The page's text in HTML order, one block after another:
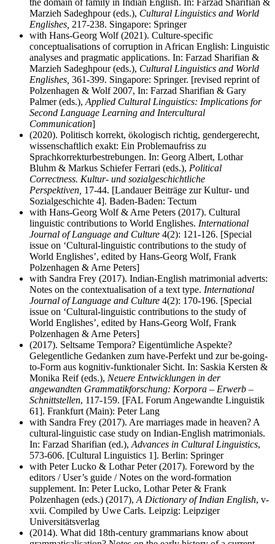
Marzieh Sadeghpour (eds.), Cultural Linguistics and World
Englishes, 217-238. Singapore: Springer
with Hans-Georg Wolf (2021). Culture-specific
conceptualisations of corruption in African English: Linguistic
analyses and pragmatic applications. In: Farzad Sharifian &
Marzieh Sadeghpour (eds.), Cultural Linguistics and World
Englishes, 361-399. Singapore: Springer. [revised reprint of
Polzenhagen & Wolf 2007, In: Farzad Sharifian & Gary
Palmer (eds.), Applied Cultural Linguistics: Implications for
Second Language Learning and Intercultural
Communication]
(2020). Politisch korrekt, ökologisch richtig, gendergerecht,
wissenschaftlich exakt: Ein Problemaufriss zu
Sprachkorrekturbestrebungen. In: Georg Albert, Lothar
Bluhm & Markus Schiefer Ferrari (eds.), Political
Correctness. Kultur- und sozialgeschichtliche
Perspektiven, 17-44. [Landauer Beiträge zur Kultur- und
Sozialgeschichte 4]. Baden-Baden: Tectum
with Hans-Georg Wolf & Arne Peters (2017). Cultural
linguistic contributions to World Englishes. International
Journal of Language and Culture 4(2): 121-126. [Special
issue on ‘Cultural-linguistic contributions to the study of
World Englishes’, edited by Hans-Georg Wolf, Frank
Polzenhagen & Arne Peters]
with Sandra Frey (2017). Indian-English matrimonial adverts:
Notes on the contextualisation of a text type. International
Journal of Language and Culture 4(2): 170-196. [Special
issue on ‘Cultural-linguistic contributions to the study of
World Englishes’, edited by Hans-Georg Wolf, Frank
Polzenhagen & Arne Peters]
(2017). Seltsame Tempora? Eigentümliche Aspekte?
Gelegentliche Gedanken zum have-Perfekt und zur be-going-
to-Form aus kognitiv-funktionaler Sicht. In: Saskia Kersten &
Monika Reif (eds.), Neuere Entwicklungen in der
angewandten Grammatikforschung: Korpora – Erwerb –
Schnittstellen, 117-159. [FAL Forum Angewandte Linguistik
61]. Frankfurt (Main): Peter Lang
with Sandra Frey (2017). Are marriages made in heaven? A
cultural-linguistic case study on Indian-English matrimonials.
In: Farzad Sharifian (ed.), Advances in Cultural Linguistics,
573-606. [Cultural Linguistics 1]. Berlin: Springer
with Peter Lucko & Lothar Peter (2017). Foreword by the
editors / User’s guide / Notes on the word-formation
supplement. In: Peter Lucko, Lothar Peter & Frank
Polzenhagen (eds.) (2017), A Dictionary of Indian English, v-
xvii. Compiled by Uwe Carls. Leipzig: Leipziger
Universitätsverlag
(2014). What did 18th-century grammarians know about